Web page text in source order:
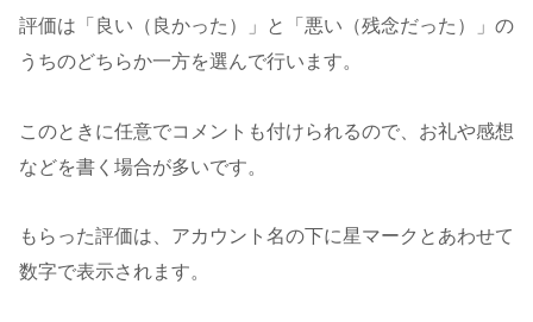
評価は「良い（良かった）」と「悪い（残念だった）」の
うちのどちらか一方を選んで行います。
このときに任意でコメントも付けられるので、お礼や感想
などを書く場合が多いです。
もらった評価は、アカウント名の下に星マークとあわせて
数字で表示されます。